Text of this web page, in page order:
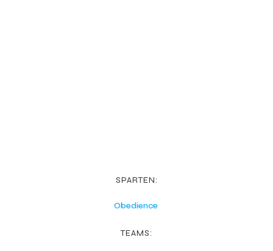
SPARTEN:
Obedience
TEAMS: